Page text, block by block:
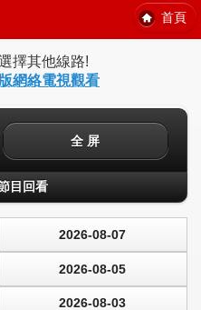
首頁
擇其他線路!
網絡電視觀看
全 屏
目回看
2026-08-07
2026-08-05
2026-08-03